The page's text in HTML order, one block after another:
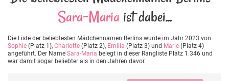
Sara-Maria ist dabei...
Die Liste der beliebtesten Mädchennamen Berlins wurde im Jahr 2023 von
Sophie (Platz 1), Charlotte (Platz 2), Emilia (Platz 3) und Marie (Platz 4)
angeführt. Der Name Sara-Maria belegt in dieser Rangliste Platz 1.346 und
war damit sogar beliebter als in den Jahren davor.